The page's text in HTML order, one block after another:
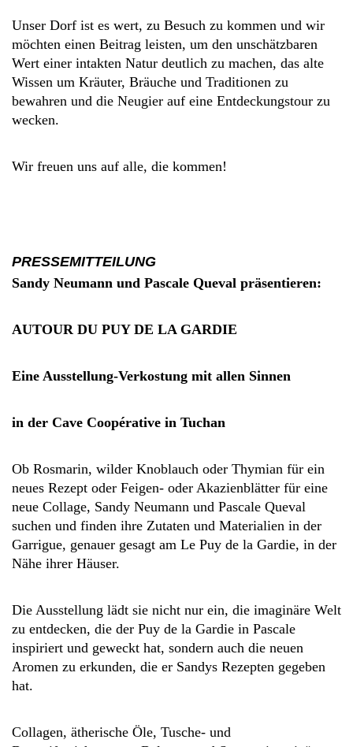
Unser Dorf ist es wert, zu Besuch zu kommen und wir
möchten einen Beitrag leisten, um den unschätzbaren
Wert einer intakten Natur deutlich zu machen, das alte
Wissen um Kräuter, Bräuche und Traditionen zu
bewahren und die Neugier auf eine Entdeckungstour zu
wecken.
Wir freuen uns auf alle, die kommen!
PRESSEMITTEILUNG
Sandy Neumann und Pascale Queval präsentieren:
AUTOUR DU PUY DE LA GARDIE
Eine Ausstellung-Verkostung mit allen Sinnen
in der Cave Coopérative in Tuchan
Ob Rosmarin, wilder Knoblauch oder Thymian für ein
neues Rezept oder Feigen- oder Akazienblätter für eine
neue Collage, Sandy Neumann und Pascale Queval
suchen und finden ihre Zutaten und Materialien in der
Garrigue, genauer gesagt am Le Puy de la Gardie, in der
Nähe ihrer Häuser.
Die Ausstellung lädt sie nicht nur ein, die imaginäre Welt
zu entdecken, die der Puy de la Gardie in Pascale
inspiriert und geweckt hat, sondern auch die neuen
Aromen zu erkunden, die er Sandys Rezepten gegeben
hat.
Collagen, ätherische Öle, Tusche- und